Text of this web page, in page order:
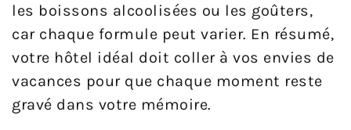
les boissons alcoolisées ou les goûters,
car chaque formule peut varier. En résumé,
votre hôtel idéal doit coller à vos envies de
vacances pour que chaque moment reste
gravé dans votre mémoire.